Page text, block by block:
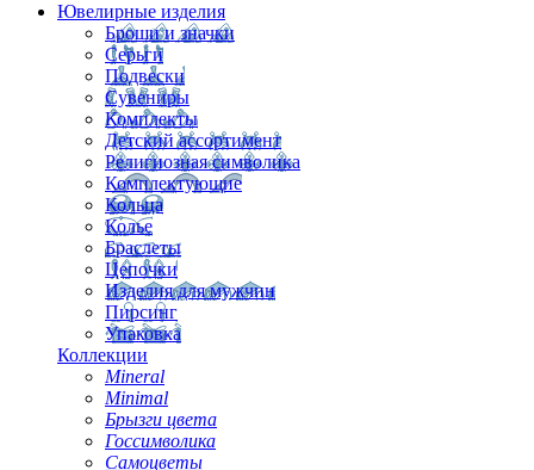
Ювелирные изделия
Броши и значки
Серьги
Подвески
Сувениры
Комплекты
Детский ассортимент
Религиозная символика
Комплектующие
Кольца
Колье
Браслеты
Цепочки
Изделия для мужчин
Пирсинг
Упаковка
Коллекции
Mineral
Minimal
Брызги цвета
Госсимволика
Самоцветы